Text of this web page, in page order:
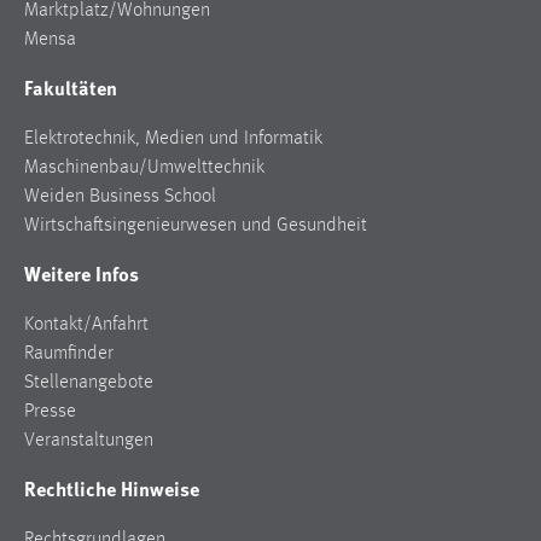
Marktplatz/Wohnungen
Mensa
Fakultäten
Elektrotechnik, Medien und Informatik
Maschinenbau/Umwelttechnik
Weiden Business School
Wirtschaftsingenieurwesen und Gesundheit
Weitere Infos
Kontakt/Anfahrt
Raumfinder
Stellenangebote
Presse
Veranstaltungen
Rechtliche Hinweise
MARKETING
Marketing Cookies werden von Drittanbietern
verwendet, um personalisierte Werbung anzuzeigen.
Google Ads
Name:
Google Ireland Limited